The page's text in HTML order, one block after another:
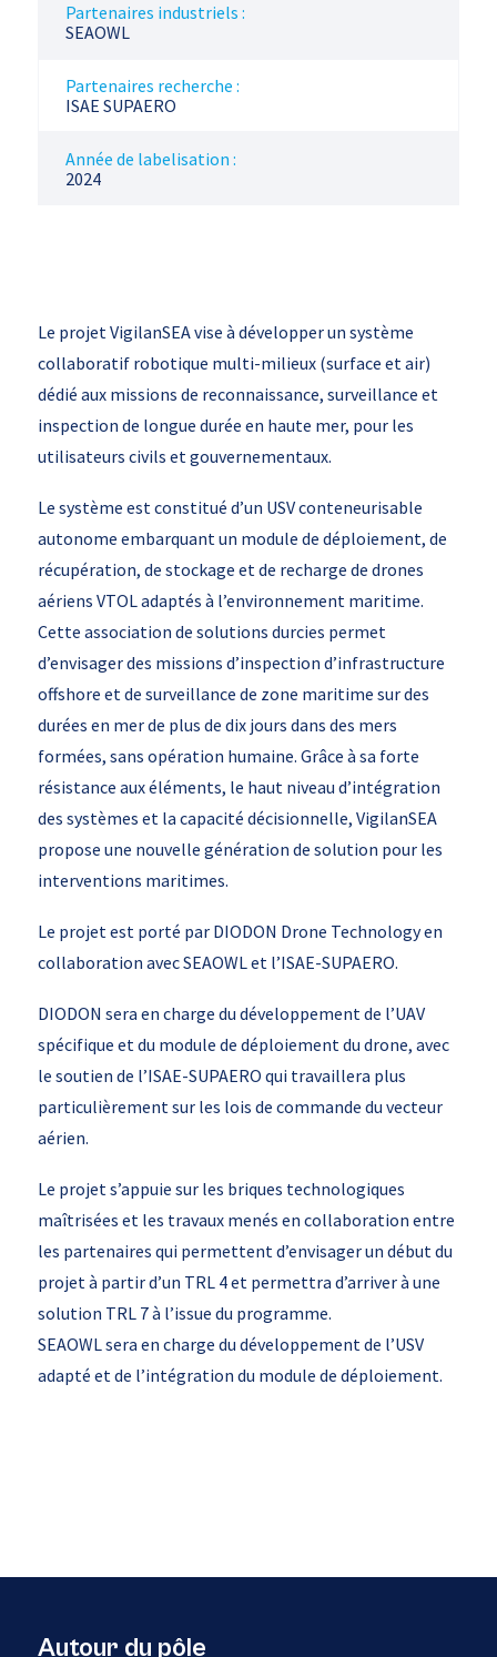
Partenaires industriels :
SEAOWL
Partenaires recherche :
ISAE SUPAERO
Année de labelisation :
2024
Le projet VigilanSEA vise à développer un système
collaboratif robotique multi-milieux (surface et air)
dédié aux missions de reconnaissance, surveillance et
inspection de longue durée en haute mer, pour les
utilisateurs civils et gouvernementaux.
Le système est constitué d’un USV conteneurisable
autonome embarquant un module de déploiement, de
récupération, de stockage et de recharge de drones
aériens VTOL adaptés à l’environnement maritime.
Cette association de solutions durcies permet
d’envisager des missions d’inspection d’infrastructure
offshore et de surveillance de zone maritime sur des
durées en mer de plus de dix jours dans des mers
formées, sans opération humaine. Grâce à sa forte
résistance aux éléments, le haut niveau d’intégration
des systèmes et la capacité décisionnelle, VigilanSEA
propose une nouvelle génération de solution pour les
interventions maritimes.
Le projet est porté par DIODON Drone Technology en
collaboration avec SEAOWL et l’ISAE-SUPAERO.
DIODON sera en charge du développement de l’UAV
spécifique et du module de déploiement du drone, avec
le soutien de l’ISAE-SUPAERO qui travaillera plus
particulièrement sur les lois de commande du vecteur
aérien.
Le projet s’appuie sur les briques technologiques
maîtrisées et les travaux menés en collaboration entre
les partenaires qui permettent d’envisager un début du
projet à partir d’un TRL 4 et permettra d’arriver à une
solution TRL 7 à l’issue du programme.
SEAOWL sera en charge du développement de l’USV
adapté et de l’intégration du module de déploiement.
Autour du pôle